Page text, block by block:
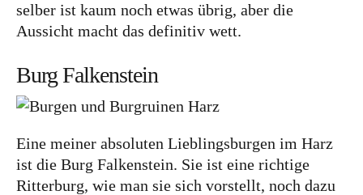
selber ist kaum noch etwas übrig, aber die
Aussicht macht das definitiv wett.
Burg Falkenstein
Eine meiner absoluten Lieblingsburgen im Harz
ist die Burg Falkenstein. Sie ist eine richtige
Ritterburg, wie man sie sich vorstellt, noch dazu